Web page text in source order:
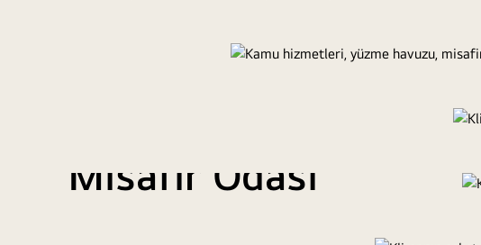
Misafir Odası